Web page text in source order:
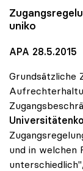
uniko
APA 28.5.2015
Grundsätzliche
und in welchen